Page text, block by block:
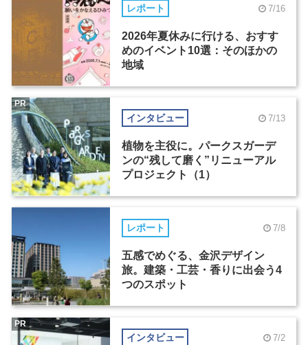
レポート 7/16
2026年夏休みに行ける、おすす
めのイベント10選：そのほかの
地域
インタビュー 7/13
植物を主役に。パークスガーデ
ンの“残して磨く”リニューアル
プロジェクト（1）
PR
レポート 7/8
五感でめぐる、金沢デザイン
旅。建築・工芸・香りに出会う4
つのスポット
インタビュー 7/2
PR